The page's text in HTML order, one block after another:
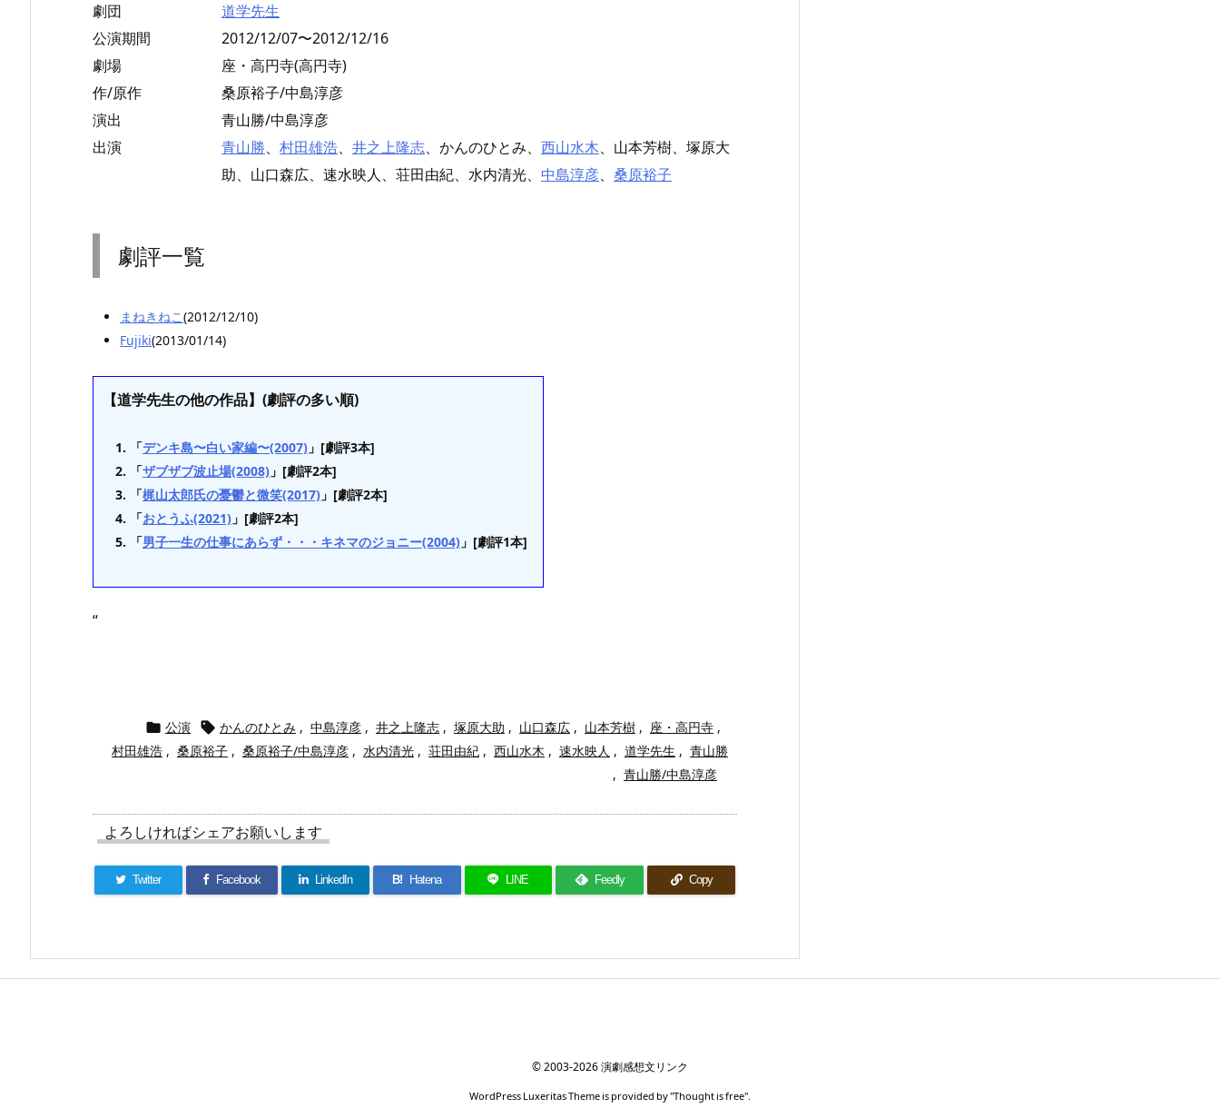
劇団
道学先生
公演期間
2012/12/07〜2012/12/16
劇場
座・高円寺(高円寺)
作/原作
桑原裕子/中島淳彦
演出
青山勝/中島淳彦
出演
青山勝、 村田雄浩、 井之上隆志、かんのひとみ、 西山水木、山本芳樹、塚原大
助、山口森広、速水映人、荘田由紀、水内清光、 中島淳彦、 桑原裕子
劇評一覧
まねきねこ(2012/12/10)
Fujiki(2013/01/14)
【道学先生の他の作品】(劇評の多い順)
「デンキ島〜白い家編〜(2007) 」[劇評3本]
「ザブザブ波止場(2008) 」[劇評2本]
「梶山太郎氏の憂鬱と微笑(2017) 」[劇評2本]
「おとうふ(2021) 」[劇評2本]
「男子一生の仕事にあらず・・・キネマのジョニー(2004) 」[劇評1本]
“
 公演  かんのひとみ , 中島淳彦 , 井之上隆志 , 塚原大助 , 山口森広 , 山本芳樹 , 座・高円寺 ,
村田雄浩 , 桑原裕子 , 桑原裕子/中島淳彦 , 水内清光 , 荘田由紀 , 西山水木 , 速水映人 , 道学先生 , 青山勝
, 青山勝/中島淳彦
よろしければシェアお願いします
Twitter Facebook LinkedIn B! Hatena LINE Feedly Copy
©2003-2026演劇感想文リンク
WordPress Luxeritas Theme is provided by "Thought is free".